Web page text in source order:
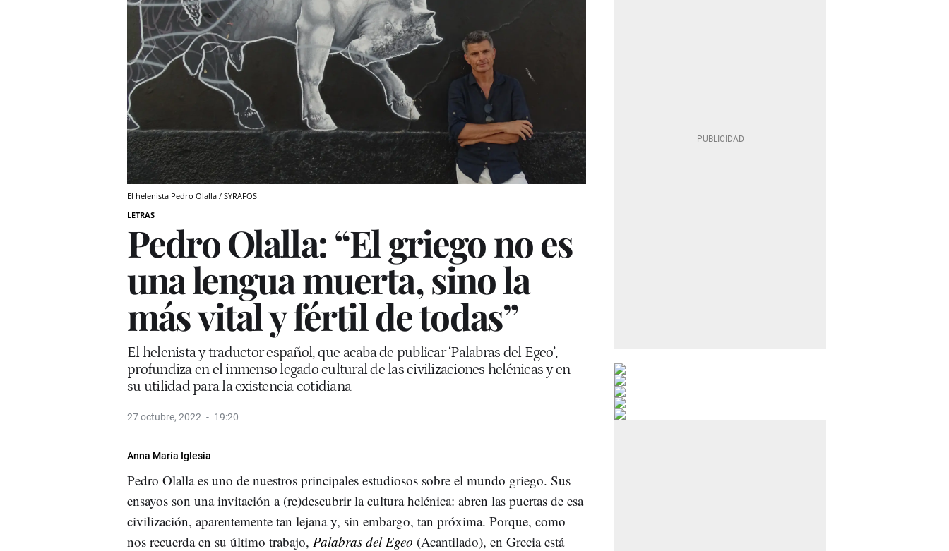
El helenista Pedro Olalla / SYRAFOS
LETRAS
Pedro Olalla: “El griego no es
una lengua muerta, sino la
más vital y fértil de todas”
El helenista y traductor español, que acaba de publicar ‘Palabras del Egeo’,
profundiza en el inmenso legado cultural de las civilizaciones helénicas y en
su utilidad para la existencia cotidiana
27 octubre, 2022 19:20
Anna María Iglesia
Pedro Olalla es uno de nuestros principales estudiosos sobre el mundo griego. Sus
ensayos son una invitación a (re)descubrir la cultura helénica: abren las puertas de esa
civilización, aparentemente tan lejana y, sin embargo, tan próxima. Porque, como
nos recuerda en su último trabajo, Palabras del Egeo (Acantilado), en Grecia está